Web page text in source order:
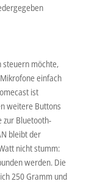
steuern möchte,
einfach
ist
weitere Buttons
zur Bluetooth-
bleibt der
nicht stumm:
werden. Die
250 Gramm und